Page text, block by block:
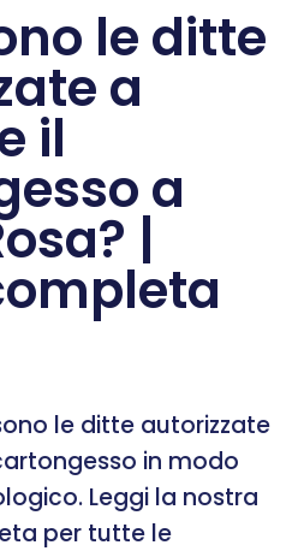
le ditte
a
il
a
|
le ditte autorizzate
in modo
Leggi la nostra
per tutte le